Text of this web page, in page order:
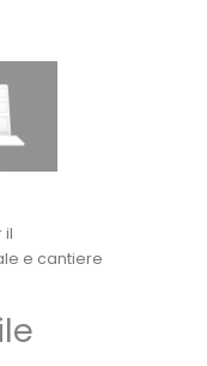
il
e cantiere